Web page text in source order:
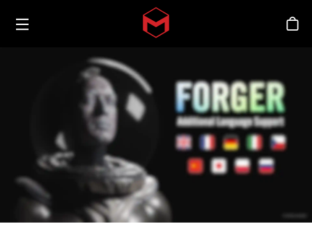
Skip to main content